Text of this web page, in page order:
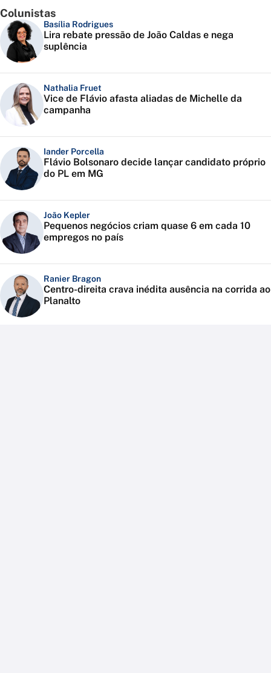
Colunistas
Basília Rodrigues
Lira rebate pressão de João Caldas e nega
suplência
Nathalia Fruet
Vice de Flávio afasta aliadas de Michelle da
campanha
Iander Porcella
Flávio Bolsonaro decide lançar candidato próprio
do PL em MG
João Kepler
Pequenos negócios criam quase 6 em cada 10
empregos no país
Ranier Bragon
Centro-direita crava inédita ausência na corrida ao
Planalto